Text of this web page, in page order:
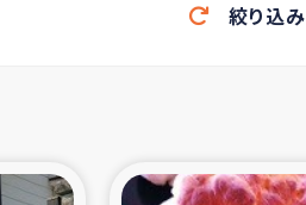
シリア国内避難民・帰還民の生活再
絞り込